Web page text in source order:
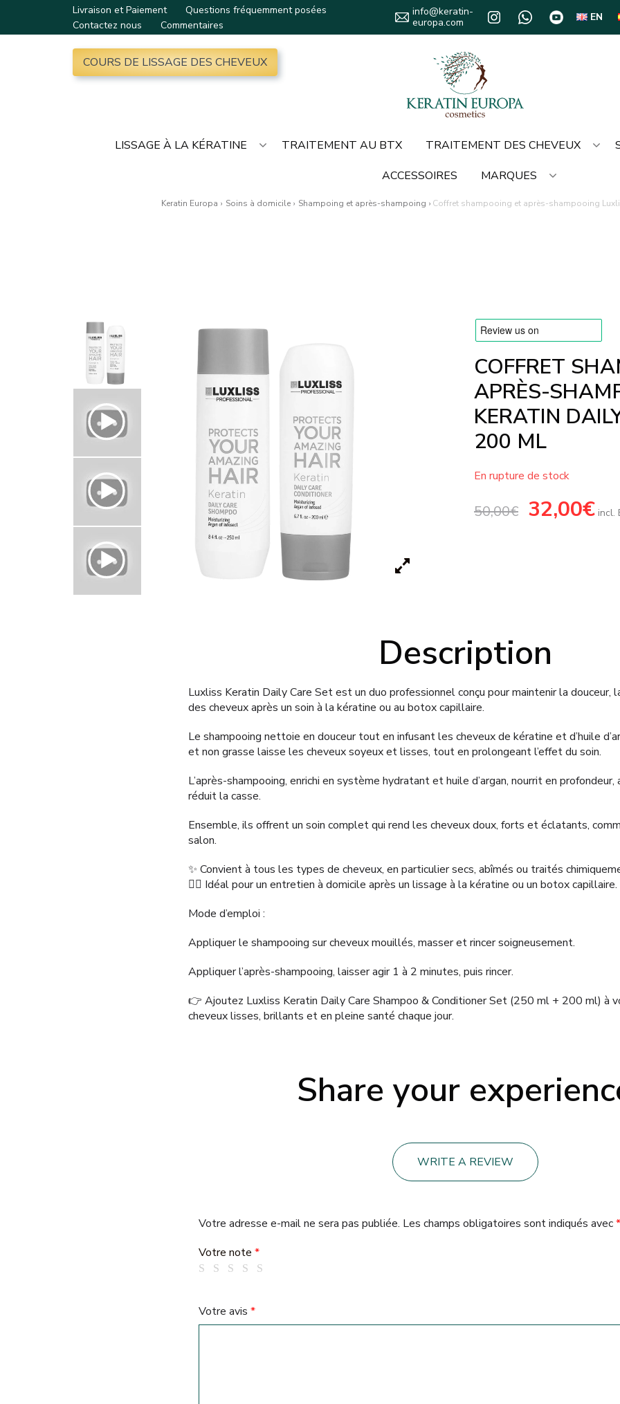
Livraison et Paiement
Questions fréquemment posées
Contactez nous
Commentaires
info@keratin-
europa.com
EN
COURS DE LISSAGE DES CHEVEUX
LISSAGE À LA KÉRATINE TRAITEMENT AU BTX TRAITEMENT DES CHEVEUX
ACCESSOIRES
MARQUES
Keratin Europa › Soins à domicile › Shampoing et après-shampoing › Coffret shampooing et après-shampooing
COFFRET
APRÈS-
KERATIN
200 ML
En rupture de stock
50,00€
Le
prix
32,00€Le
prix
incl.
Description
Luxliss Keratin Daily Care Set est un duo professionnel conçu pour maintenir la douceur,
des cheveux après un soin à la kératine ou au botox capillaire.
Le shampooing nettoie en douceur tout en infusant les cheveux de kératine et d’huile
et non grasse laisse les cheveux soyeux et lisses, tout en prolongeant l’effet du soin.
L’après-shampooing, enrichi en système hydratant et huile d’argan, nourrit en
réduit la casse.
Ensemble, ils offrent un soin complet qui rend les cheveux doux, forts et éclatants,
salon.
✨ Convient à tous les types de cheveux, en particulier secs, abîmés ou traités
💇‍♀️ Idéal pour un entretien à domicile après un lissage à la kératine ou un botox capillaire.
Mode d’emploi :
Appliquer le shampooing sur cheveux mouillés, masser et rincer soigneusement.
Appliquer l’après-shampooing, laisser agir 1 à 2 minutes, puis rincer.
👉 Ajoutez Luxliss Keratin Daily Care Shampoo & Conditioner Set (250 ml + 200 ml) à
cheveux lisses, brillants et en pleine santé chaque jour.
Share your
WRITE A REVIEW
Votre adresse e-mail ne sera pas publiée. Les champs obligatoires sont indiqués avec*
Votre note *
Votre avis *